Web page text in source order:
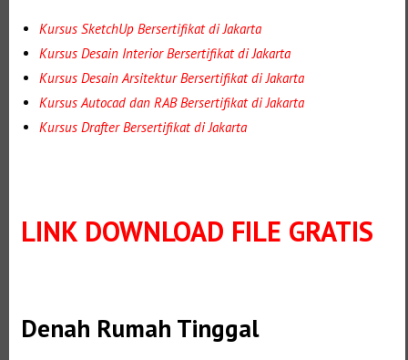
Kursus SketchUp Bersertifikat di Jakarta
Kursus Desain InteriorBersertifikat di Jakarta
Kursus Desain ArsitekturBersertifikat di Jakarta
Kursus Autocad dan RABBersertifikat di Jakarta
Kursus DrafterBersertifikat di Jakarta
LINK DOWNLOAD FILE GRATIS
Denah Rumah Tinggal